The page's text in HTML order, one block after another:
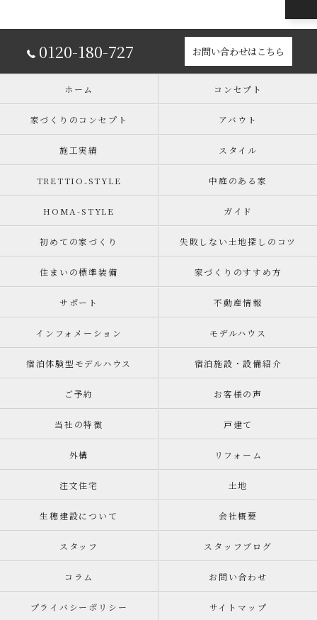
0120-180-727 お問い合わせはこちら
ホーム コンセプト
家づくりのコンセプト アバウト
施工実績 スタイル
TRETTIO₋STYLE 中庭のある家
HOMA-STYLE ガイド
初めての家づくり 失敗しない土地探しのコツ
住まいの標準装備 家づくりのすすめ方
サポート 不動産情報
インフォメーション モデルハウス
宿泊体験型モデルハウス 宿泊施設・設備紹介
ご予約 お客様の声
当社の特徴 戸建て
外構 リフォーム
注文住宅 土地
生穂建設について 会社概要
スタッフ スタッフブログ
コラム お問い合わせ
プライバシーポリシー サイトマップ